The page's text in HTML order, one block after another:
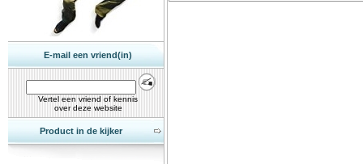
E-mail een vriend(in)
Vertel een vriend of kennis
over deze website
Product in de kijker